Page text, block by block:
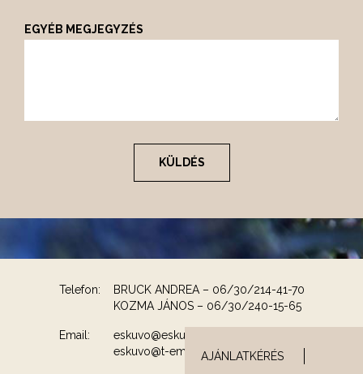
AJÁNLATKÉRÉS
EGYÉB MEGJEGYZÉS
Telefon:
BRUCK ANDREA – 06/30/214-41-70
KOZMA JÁNOS – 06/30/240-15-65
Email:
eskuvo@eskuvoszinhely.hu
eskuvo@t-email.hu